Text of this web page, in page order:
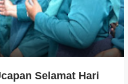
Selamat Hari